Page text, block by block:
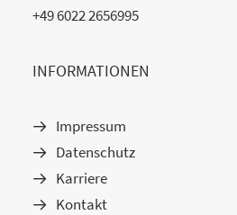
+49 6022 2656995
INFORMATIONEN
Impressum
Datenschutz
Karriere
Kontakt